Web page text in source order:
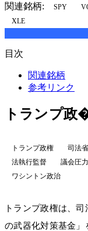
関連銘柄:
SPY
XLE
目次
関連銘柄
参考リンク
トランプ政
トランプ政権 司法省
法執行監督
議会圧力
ワシントン政治
トランプ政権は、
の武器化対策基金」